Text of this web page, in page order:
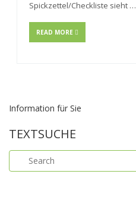
Spickzettel/Checkliste sieht …
READ MORE
Information für Sie
TEXTSUCHE